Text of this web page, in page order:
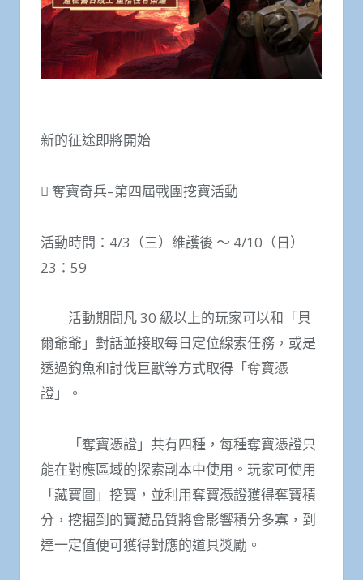
新的征途即將開始
 奪寶奇兵–第四屆戰團挖寶活動
活動時間：4/3（三）維護後 ～ 4/10（日）
23：59
活動期間凡 30 級以上的玩家可以和「貝
爾爺爺」對話並接取每日定位線索任務，或是
透過釣魚和討伐巨獸等方式取得「奪寶憑
證」。
「奪寶憑證」共有四種，每種奪寶憑證只
能在對應區域的探索副本中使用。玩家可使用
「藏寶圖」挖寶，並利用奪寶憑證獲得奪寶積
分，挖掘到的寶藏品質將會影響積分多寡，到
達一定值便可獲得對應的道具獎勵。